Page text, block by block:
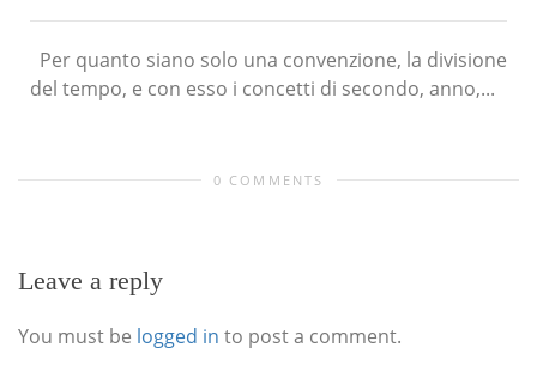
Per quanto siano solo una convenzione, la divisione
del tempo, e con esso i concetti di secondo, anno,...
0 COMMENTS
Leave a reply
You must be logged in to post a comment.